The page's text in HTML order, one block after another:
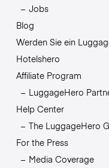
Jobs
Blog
Werden Sie ein
Hotelshero
Affiliate Program
LuggageHero
Help Center
The LuggageHero
For the Press
Media Coverage